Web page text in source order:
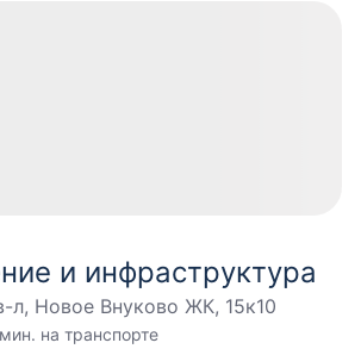
и инфраструктура
Новое Внуково ЖК, 15к10
на транспорте